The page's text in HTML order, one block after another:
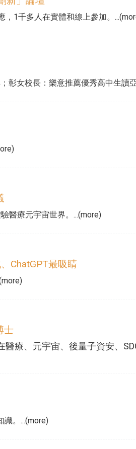
，1千多人在實體和線上參加。
彰女校長：樂意推薦優秀高中生讀
醫療元宇宙世界。...(more)
ChatGPT最吸睛
士
療、元宇宙、後量子資安、
識。...(more)